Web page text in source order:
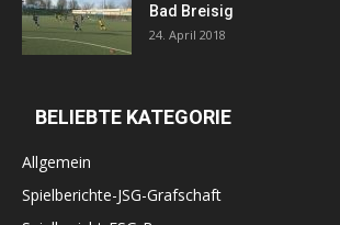
Bad Breisig
24. April 2018
BELIEBTE KATEGORIE
Allgemein
Spielberichte-JSG-Grafschaft